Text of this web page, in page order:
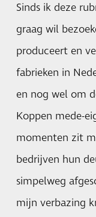
Sinds ik deze
graag wil
produceert en
fabrieken in
en nog wel om
Koppen mede-
momenten zit
bedrijven hun
simpelweg
mijn verbazing